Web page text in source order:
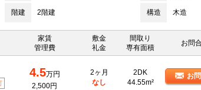
階建 2階建 構造 木造
家賃
管理費
敷金
礼金
間取り
専有面積
お問
4.5万円
2,500円
2ヶ月
なし
2DK
44.55m²
お